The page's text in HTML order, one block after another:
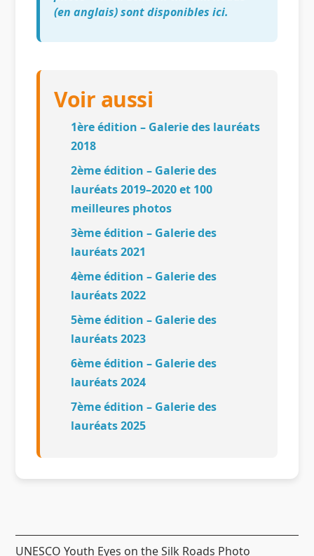
(en anglais) sont disponibles ici.
Voir aussi
1ère édition – Galerie des lauréats
2018
2ème édition – Galerie des
lauréats 2019–2020 et 100
meilleures photos
3ème édition – Galerie des
lauréats 2021
4ème édition – Galerie des
lauréats 2022
5ème édition – Galerie des
lauréats 2023
6ème édition – Galerie des
lauréats 2024
7ème édition – Galerie des
lauréats 2025
UNESCO Youth Eyes on the Silk Roads Photo